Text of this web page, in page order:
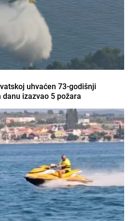
uhvaćen 73-godišnji
izazvao 5 požara